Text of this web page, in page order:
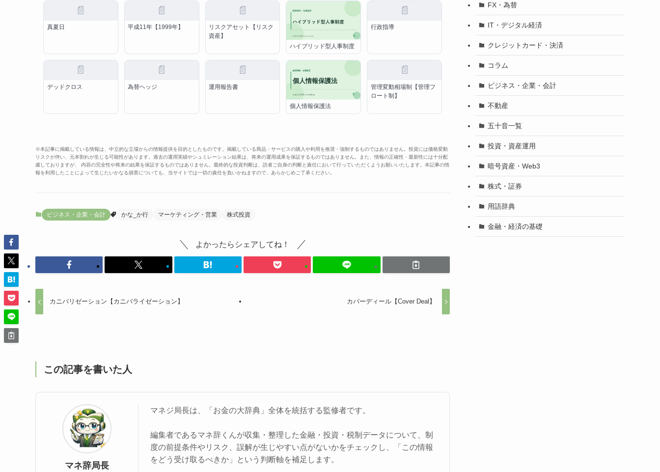
📄
真夏日
📄
平成11年【1999年】
📄
リスクアセット【リスク
資産】
ハイブリッド型人事制度
📄
行政指導
📄
デッドクロス
📄
為替ヘッジ
📄
運用報告書
個人情報保護法
📄
管理変動相場制【管理フ
ロート制】
※本記事に掲載している情報は、中立的な立場からの情報提供を目的としたものです。掲載している商品・サービスの購入や利用を推奨・強制するものではありません。投資には価格変動
リスクが伴い、元本割れが生じる可能性があります。過去の運用実績やシュミレーション結果は、将来の運用成果を保証するものではありません。また、情報の正確性・最新性には十分配
慮しておりますが、 内容の完全性や将来の結果を保証するものではありません。最終的な投資判断は、読者ご自身の判断と責任において行っていただくようお願いいたします。本記事の情
報を利用したことによって生じたいかなる損害についても、当サイトでは一切の責任を負いかねますので、あらかじめご了承ください。
ビジネス・企業・会計 かな_か行 マーケティング・営業 株式投資
よかったらシェアしてね！
カニバリゼーション【カニバライゼーション】 カバーディール【Cover Deal】
この記事を書いた人
マネ辞局長
マネジ局長は、「お金の大辞典」全体を統括する監修者です。
編集者であるマネ辞くんが収集・整理した金融・投資・税制データについて、制
度の前提条件やリスク、誤解が生じやすい点がないかをチェックし、「この情報
をどう受け取るべきか」という判断軸を補足します。
FX・為替
IT・デジタル経済
クレジットカード・決済
コラム
ビジネス・企業・会計
不動産
五十音一覧
投資・資産運用
暗号資産・Web3
株式・証券
用語辞典
金融・経済の基礎